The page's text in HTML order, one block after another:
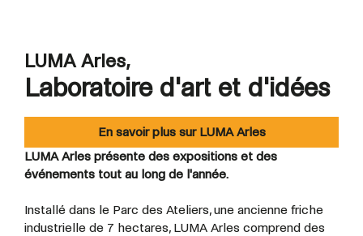
LUMA Arles,
Laboratoire d'art et d'idées
En savoir plus sur LUMA Arles
LUMA Arles présente des expositions et des
événements tout au long de l'année.
Installé dans le Parc des Ateliers, une ancienne friche
industrielle de 7 hectares, LUMA Arles comprend des